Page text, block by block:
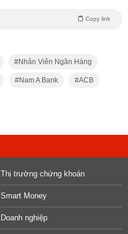
Copy link
Nhân Viên Ngân Hàng
Nam A Bank ACB
Thị trường chứng khoán
Smart Money
Doanh nghiệp